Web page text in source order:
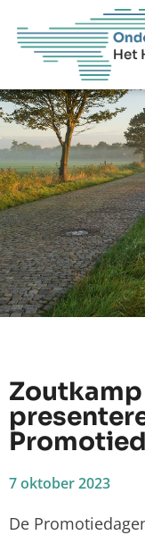
7 oktober 2023
De